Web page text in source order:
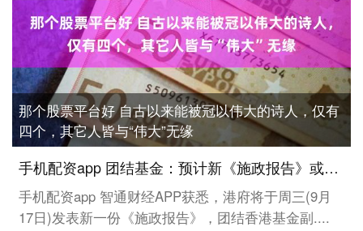
那个股票平台好 自古以来能被冠以伟大的诗人，仅有
四个，其它人皆与“伟大”无缘
手机配资app 团结基金：预计新《施政报告》或降低香港住宅物业印花税?
手机配资app 智通财经APP获悉，港府将于周三(9月
17日)发表新一份《施政报告》，团结香港基金副....